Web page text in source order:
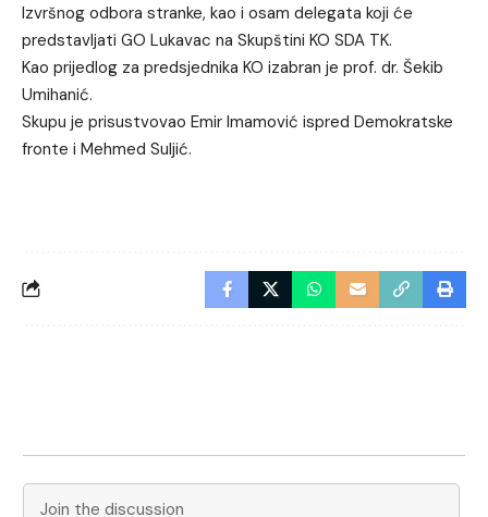
Izvršnog odbora stranke, kao i osam delegata koji će
predstavljati GO Lukavac na Skupštini KO SDA TK.
Kao prijedlog za predsjednika KO izabran je prof. dr. Šekib
Umihanić.
Skupu je prisustvovao Emir Imamović ispred Demokratske
fronte i Mehmed Suljić.